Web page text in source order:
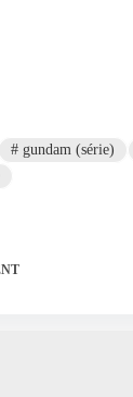
#gundam (série)